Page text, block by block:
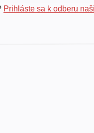
Prihláste sa k odberu